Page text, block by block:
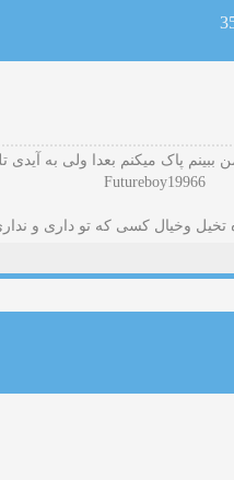
پاک میکنم بعدا ولی به آیدی
Futureboy19966
تخیل وخیال کسی که تو داری و